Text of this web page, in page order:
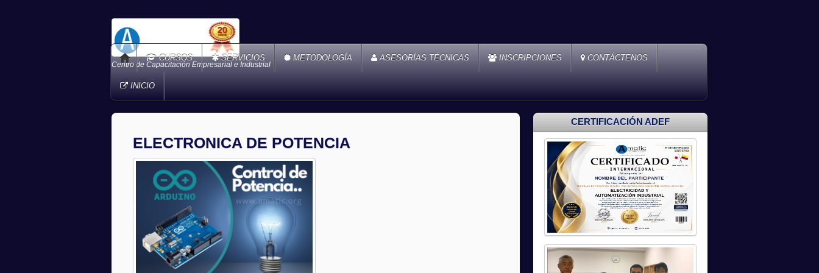
Centro de Capacitación Empresarial e Industrial
CURSOS SERVICIOS METODOLOGÍA ASESORÍAS TÉCNICAS INSCRIPCIONES CONTÁCTENOS
INICIO
ELECTRONICA DE POTENCIA
CERTIFICACIÓN ADEF